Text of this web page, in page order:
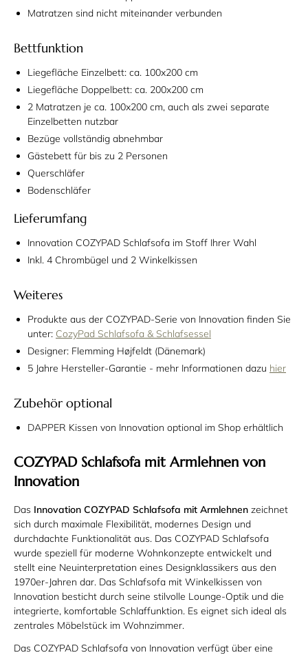
Matratzen sind nicht miteinander verbunden
Bettfunktion
Liegefläche Einzelbett: ca. 100x200 cm
Liegefläche Doppelbett: ca. 200x200 cm
2 Matratzen je ca. 100x200 cm, auch als zwei separate
Einzelbetten nutzbar
Bezüge vollständig abnehmbar
Gästebett für bis zu 2 Personen
Querschläfer
Bodenschläfer
Lieferumfang
Innovation COZYPAD Schlafsofa im Stoff Ihrer Wahl
Inkl. 4 Chrombügel und 2 Winkelkissen
Weiteres
Produkte aus der COZYPAD-Serie von Innovation finden Sie
unter: CozyPad Schlafsofa & Schlafsessel
Designer: Flemming Højfeldt (Dänemark)
5 Jahre Hersteller-Garantie - mehr Informationen dazu hier
Zubehör optional
DAPPER Kissen von Innovation optional im Shop erhältlich
COZYPAD Schlafsofa mit Armlehnen von
Innovation
Das Innovation COZYPAD Schlafsofa mit Armlehnen zeichnet
sich durch maximale Flexibilität, modernes Design und
durchdachte Funktionalität aus. Das COZYPAD Schlafsofa
wurde speziell für moderne Wohnkonzepte entwickelt und
stellt eine Neuinterpretation eines Designklassikers aus den
1970er-Jahren dar. Das Schlafsofa mit Winkelkissen von
Innovation besticht durch seine stilvolle Lounge-Optik und die
integrierte, komfortable Schlaffunktion. Es eignet sich ideal als
zentrales Möbelstück im Wohnzimmer.
Das COZYPAD Schlafsofa von Innovation verfügt über eine